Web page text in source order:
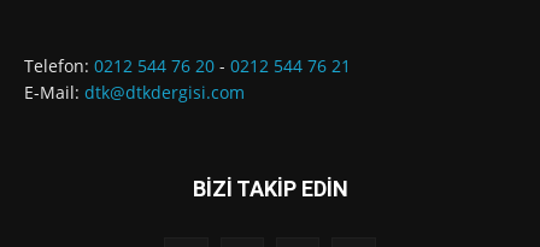
Telefon: 0212 544 76 20 - 0212 544 76 21
E-Mail: dtk@dtkdergisi.com
BİZİ TAKİP EDİN